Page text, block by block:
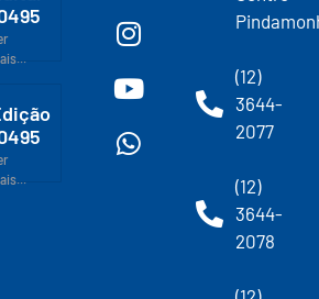
(12)
3644-
2077
(12)
3644-
2078